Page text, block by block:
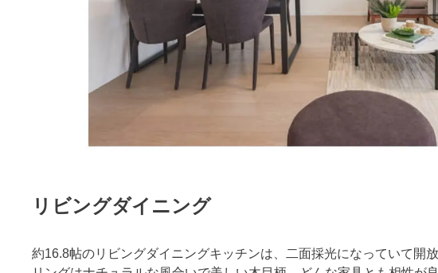
リビングダイニング
約16.8帖のリビングダイニングキッチンは、二面採光になっていて開